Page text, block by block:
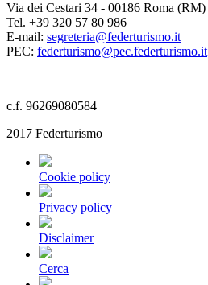
Via dei Cestari 34 - 00186 Roma (RM)
Tel. +39 320 57 80 986
E-mail: segreteria@federturismo.it
PEC: federturismo@pec.federturismo.it
c.f. 96269080584
2017 Federturismo
Cookie policy
Privacy policy
Disclaimer
Cerca